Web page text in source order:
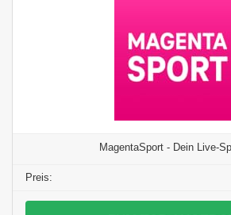
MagentaSport - Dein Live-